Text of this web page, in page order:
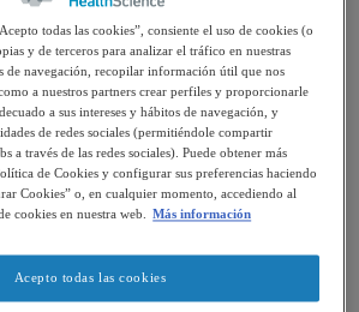
el reflujo
en personas con parálisis
a una alteración de la motilidad que
al mecanismo del esfínter esofágico
regurgitación retrógrada e
gástrico hacia el esófago.
todas las cookies”, consiente el uso de cookies (o
y de terceros para analizar el tráfico en nuestras
de navegación, recopilar información útil que nos
a nuestros partners crear perfiles y proporcionarle
a sus intereses y hábitos de navegación, y
de redes sociales (permitiéndole compartir
a través de las redes sociales). Puede obtener más
de Cookies y configurar sus preferencias haciendo
Cookies” o, en cualquier momento, accediendo al
cookies en nuestra web.
Más información
Acepto todas las cookies